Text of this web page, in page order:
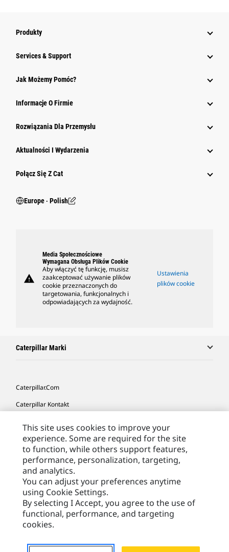
Produkty
Services & Support
Jak Możemy Pomóc?
Informacje O Firmie
Rozwiązania Dla Przemysłu
Aktualności I Wydarzenia
Połącz Się Z Cat
Europe ‧ Polish
warning
Media Społecznościowe
Wymagana Obsługa Plików Cookie
Aby włączyć tę funkcję, musisz
zaakceptować używanie plików
cookie przeznaczonych do
targetowania, funkcjonalnych i
odpowiadających za wydajność.
Ustawienia
plików cookie
Caterpillar Marki
Caterpillar.com
Caterpillar Kontakt
Moje Preferencje Marketingowe
Site Map
Cookie Settings
Legal
Privacy
Europe - Polish© 2026 Caterpillar. Wszelkie prawa zastrzeżone.
This site uses cookies to improve your
experience. Some are required for the site
to function, while others support features,
performance, personalization, targeting,
and analytics.
You can adjust your preferences anytime
using Cookie Settings.
By selecting I Accept, you agree to the use of
functional, performance, and targeting
cookies.